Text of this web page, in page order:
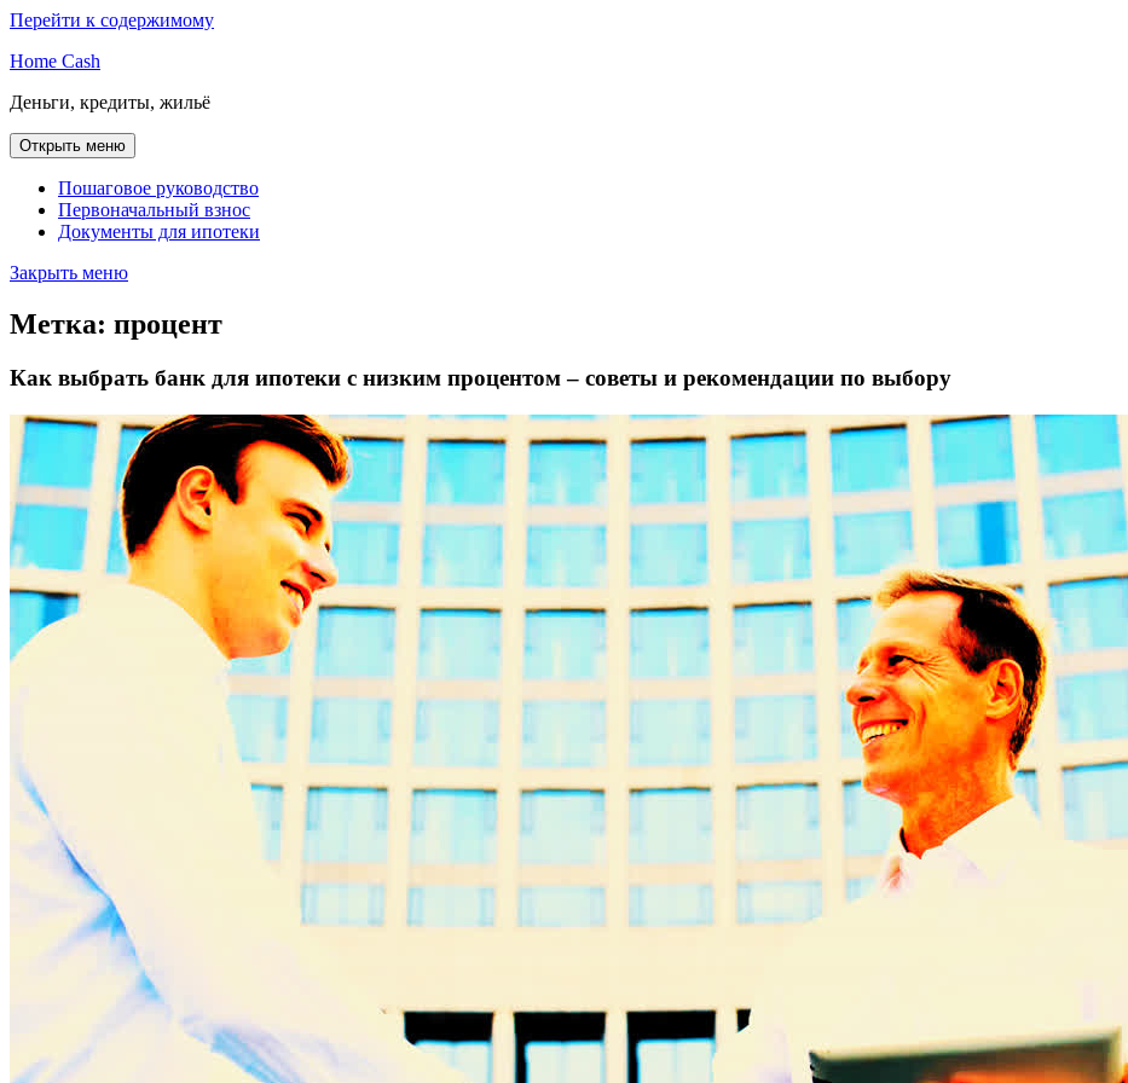
Перейти к содержимому
Home Cash
Деньги, кредиты, жильё
Открыть меню
Пошаговое руководство
Первоначальный взнос
Документы для ипотеки
Закрыть меню
Метка: процент
Как выбрать банк для ипотеки с низким процентом – советы и рекомендации по выбору